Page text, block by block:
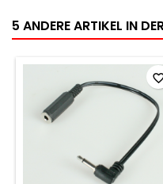
5 ANDERE ARTIKEL IN